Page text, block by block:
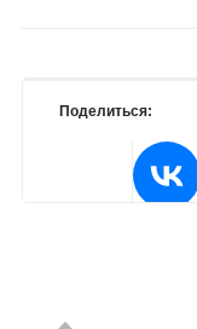
Поделиться: